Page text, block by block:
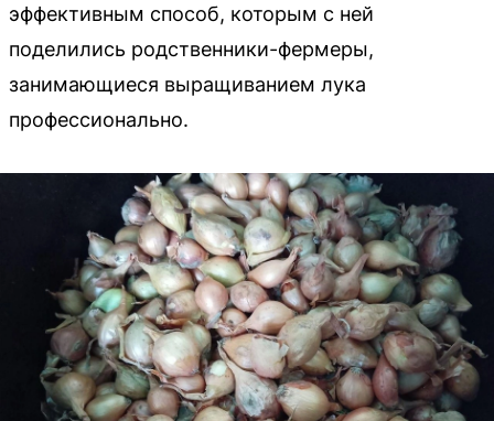
эффективным способ, которым с ней
поделились родственники-фермеры,
занимающиеся выращиванием лука
профессионально.